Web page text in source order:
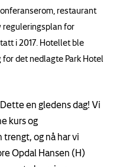
restaurant
reguleringsplan for
i 2017. Hotellet ble
det nedlagte Park Hotel
en gledens dag! Vi
kurs og
og nå har vi
Opdal Hansen (H)